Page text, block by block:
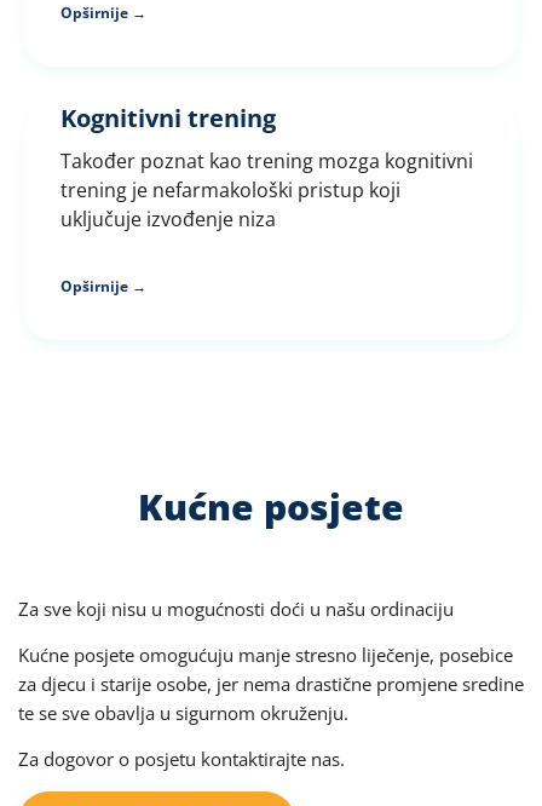
Opširnije →
Kognitivni trening
Također poznat kao trening mozga kognitivni
trening je nefarmakološki pristup koji
uključuje izvođenje niza
Opširnije →
Kućne posjete
Za sve koji nisu u mogućnosti doći u našu ordinaciju
Kućne posjete omogućuju manje stresno liječenje, posebice
za djecu i starije osobe, jer nema drastične promjene sredine
te se sve obavlja u sigurnom okruženju.
Za dogovor o posjetu kontaktirajte nas.